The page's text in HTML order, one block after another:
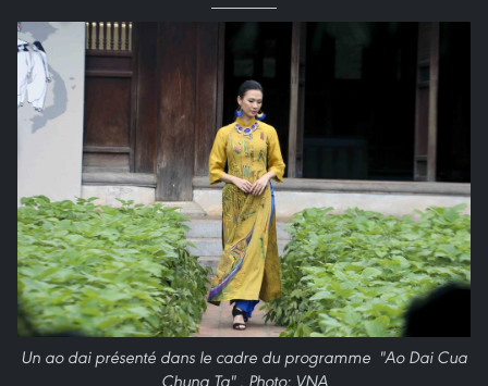
Un ao dai présenté dans le cadre du programme "Ao Dai Cua
Chung Ta" . Photo: VNA